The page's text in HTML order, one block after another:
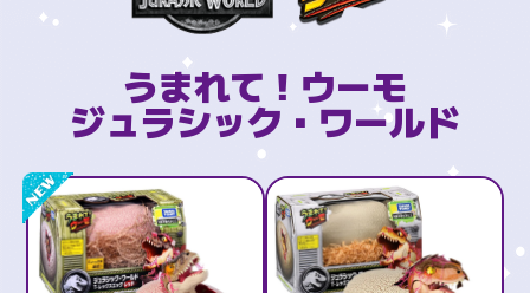
うまれて！ウーモ
ジュラシック・ワールド
NEW